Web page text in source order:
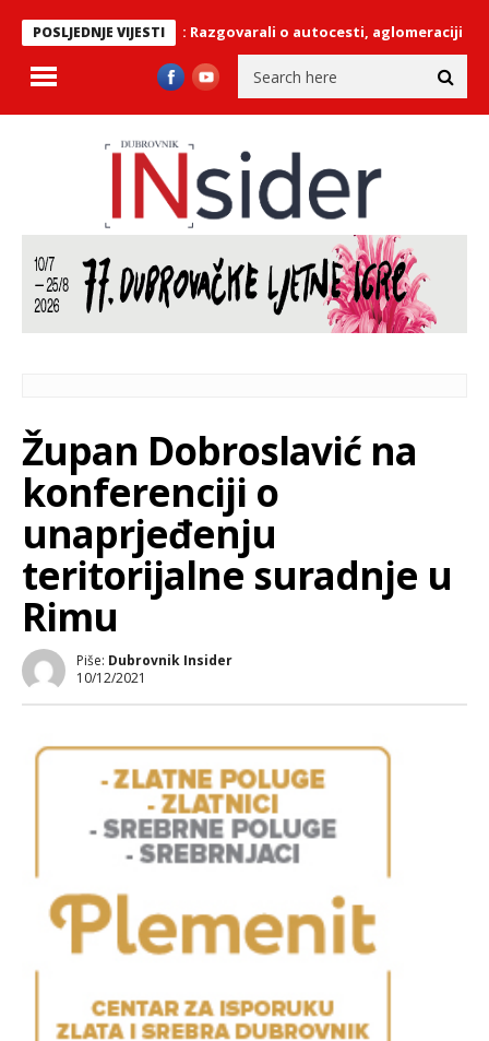
POSLJEDNJE VIJESTI
čelnicima: Razgovarali o autocesti, aglomeraciji i
Župan Dobroslavić na
konferenciji o
unaprjeđenju
teritorijalne suradnje u
Rimu
Piše: Dubrovnik Insider
10/12/2021